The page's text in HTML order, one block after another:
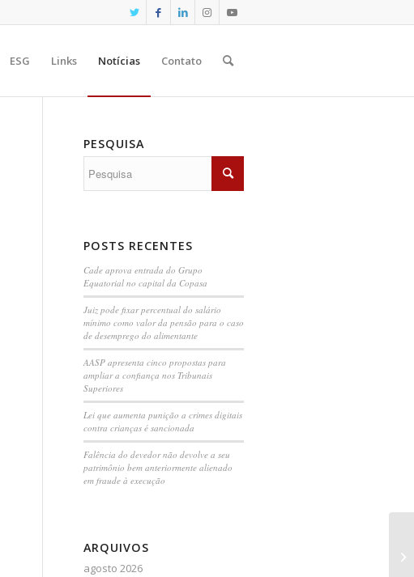
ESG Links Notícias Contato
PESQUISA
POSTS RECENTES
Cade aprova entrada do Grupo
Equatorial no capital da Copasa
Juiz pode fixar percentual do salário
mínimo como valor da pensão para o caso
de desemprego do alimentante
AASP apresenta cinco propostas para
ampliar a confiança nos Tribunais
Superiores
Lei que aumenta punição a crimes digitais
contra crianças é sancionada
Falência do devedor não devolve a seu
patrimônio bem anteriormente alienado
em fraude à execução
ARQUIVOS
agosto 2026